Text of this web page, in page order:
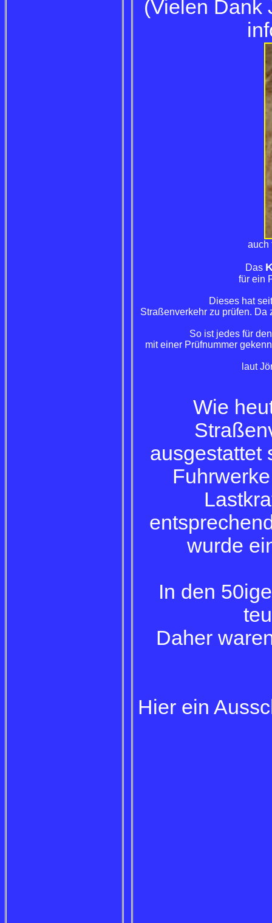
(Vielen Dank
auch
Das
für ein
Dieses hat
Straßenverkehr zu prüfen. Da
So ist jedes für
mit einer Prüfnummer
laut
Wie
ausgestattet
wurde
In den
Daher
Hier ein